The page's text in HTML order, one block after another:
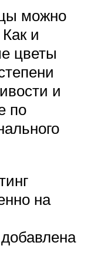
можно
и
цветы
и
по
на